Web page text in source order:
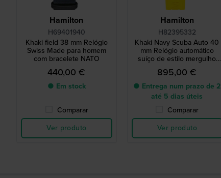
Hamilton
H69401940
Khaki field 38 mm Relógio
Swiss Made para homem
com bracelete NATO
440,00 €
● Em stock
Comparar
Ver produto
Hamilton
H82395332
Khaki Navy Scuba Auto 40
mm Relógio automático
suíço de estilo mergulho
com data
895,00 €
● Entrega num prazo de 2
até 5 dias úteis
Comparar
Ver produto